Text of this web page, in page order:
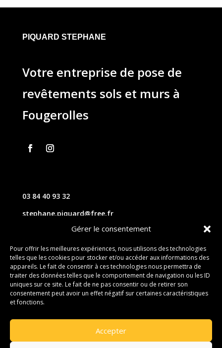
Gérer le consentement
Pour offrir les meilleures expériences, nous utilisons des technologies
telles que les cookies pour stocker et/ou accéder aux informations des
appareils. Le fait de consentir à ces technologies nous permettra de
traiter des données telles que le comportement de navigation ou les ID
uniques sur ce site. Le fait de ne pas consentir ou de retirer son
consentement peut avoir un effet négatif sur certaines caractéristiques
et fonctions.
Accepter
PIQUARD STEPHANE
Votre entreprise de pose de
revêtements sols et murs à
Fougerolles
03 84 40 93 32
stephane.piquard@free.fr
61 les chavannes – 70220 FOUGEROLLES
Contact